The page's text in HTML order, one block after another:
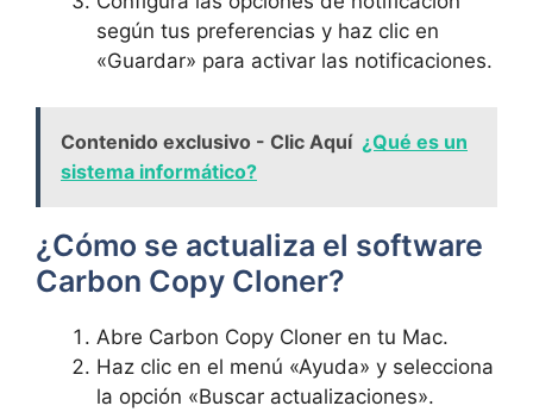
según ⁤tus preferencias y haz clic en
«Guardar» para activar las notificaciones.
Contenido exclusivo - Clic Aquí ¿Qué es un
sistema informático?
¿Cómo se actualiza el software
Carbon Copy‍ Cloner?
Abre Carbon Copy Cloner en tu Mac.
Haz clic en el menú «Ayuda» y selecciona
la opción «Buscar⁤ actualizaciones».